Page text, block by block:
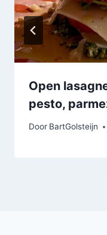
Open
pesto,
Door BartGolsteijn